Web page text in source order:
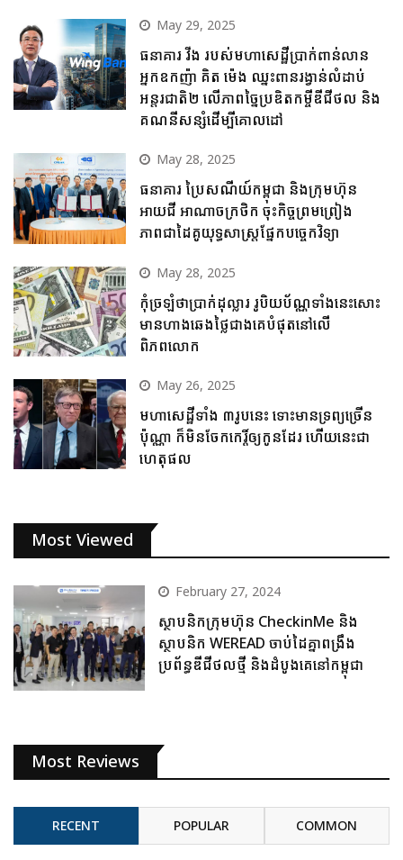
May 29, 2025
ធនាគារ វីង របស់មហាសេដ្ឋីប្រាក់ពាន់លាន
អ្នកឧកញ៉ា គិត ម៉េង ឈ្នះពានរង្វាន់លំដាប់
អន្តរជាតិ២ លើភាពច្នៃប្រឌិតកម្ចីឌីជីថល និង
គណនីសន្សំដើម្បីគោលដៅ
May 28, 2025
ធនាគារ ប្រៃសណីយ៍កម្ពុជា និងក្រុមហ៊ុន
អាយជី អាណាចក្រថិក ចុះកិច្ចព្រមព្រៀង
ភាពជាដៃគូយុទ្ធសាស្ត្រផ្នែកបច្ចេកវិទ្យា
May 28, 2025
កុំច្រឡំថាប្រាក់ដុល្លារ រូបិយប័ណ្ណទាំងនេះសោះ
មានហាងឆេងថ្លៃជាងគេបំផុតនៅលើ
ពិភពលោក
May 26, 2025
មហាសេដ្ឋីទាំង ៣រូបនេះ ទោះមានទ្រព្យច្រើន
ប៉ុណ្ណា ក៏មិនចែកកេរ្តិ៍ឲ្យកូនដែរ ហើយនេះជា
ហេតុផល
Most Viewed
February 27, 2024
ស្ថាបនិកក្រុមហ៊ុន CheckinMe និង
ស្ថាបនិក WEREAD ចាប់ដៃគ្នាពង្រឹង
ប្រព័ន្ធឌីជីថលថ្មី និងដំបូងគេនៅកម្ពុជា
Most Reviews
RECENT POPULAR COMMON